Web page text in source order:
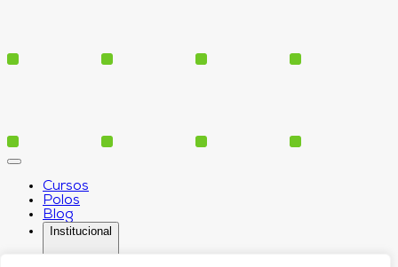
Cursos
Polos
Blog
Institucional